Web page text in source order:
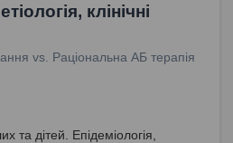
клінічні
vs. Раціональна АБ терапія
дітей. Епідеміологія,